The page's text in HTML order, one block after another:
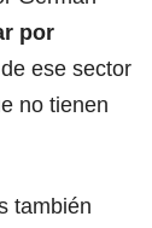
por
ese sector
no tienen
también